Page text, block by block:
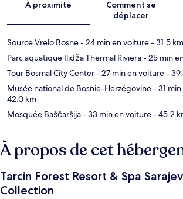
À proximité
Comment se
déplacer
Source Vrelo Bosne- 24 min en voiture- 31.5 km
Parc aquatique Ilidža Thermal Riviera- 25 min
Tour Bosmal City Center- 27 min en voiture-
Musée national de Bosnie-Herzégovine- 31
42.0 km
Mosquée Baščaršija- 33 min en voiture- 45.2
À propos de cet
Tarcin Forest Resort & Spa
Collection